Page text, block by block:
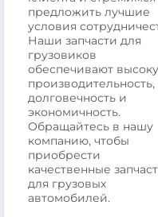
предложить лучшие
условия
Наши запчасти для
грузовиков
обеспечивают
производительность,
долговечность и
экономичность.
Обращайтесь в нашу
компанию, чтобы
приобрести
качественные
для грузовых
автомобилей.